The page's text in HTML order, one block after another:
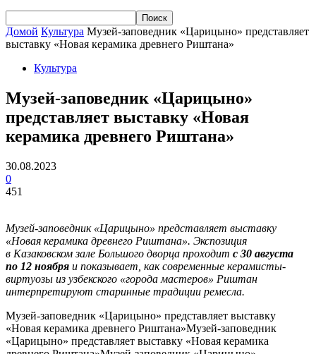
Домой Культура Музей-заповедник «Царицыно» представляет
выставку «Новая керамика древнего Риштана»
Культура
Музей-заповедник «Царицыно»
представляет выставку «Новая
керамика древнего Риштана»
30.08.2023
0
451
Музей-заповедник «Царицыно» представляет выставку
«Новая керамика древнего Риштана». Экспозиция
в Казаковском зале Большого дворца проходит с 30 августа
по 12 ноября и показывает, как современные керамисты-
виртуозы из узбекского «города мастеров» Риштан
интерпретируют старинные традиции ремесла.
Музей-заповедник «Царицыно» представляет выставку
«Новая керамика древнего Риштана»Музей-заповедник
«Царицыно» представляет выставку «Новая керамика